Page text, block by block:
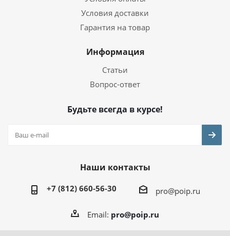
Условия доставки
Гарантия на товар
Информация
Статьи
Вопрос-ответ
Будьте всегда в курсе!
Наши контакты
+7 (812) 660-56-30 pro@poip.ru
Email: pro@poip.ru